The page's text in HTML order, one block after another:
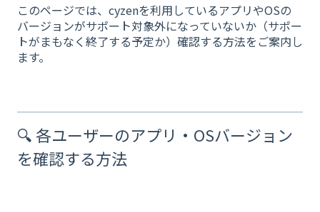
このページでは、cyzenを利用しているアプリやOSの
バージョンがサポート対象外になっていないか（サポー
トがまもなく終了する予定か）確認する方法をご案内し
ます。
🔍 各ユーザーのアプリ・OSバージョン
を確認する方法